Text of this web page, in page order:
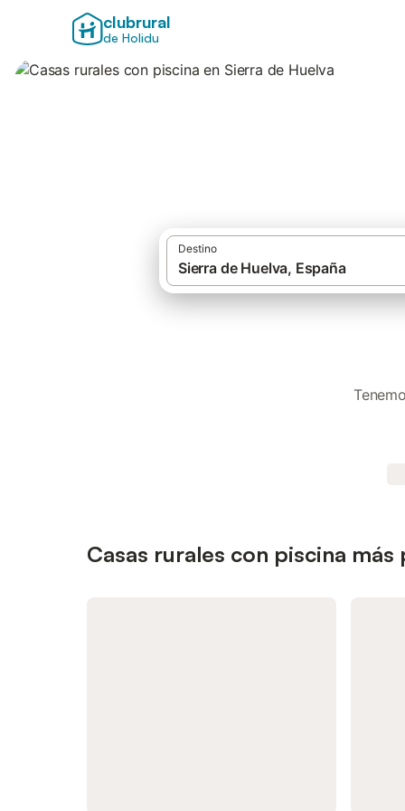
clubrural
de Holidu
Destino
Casas rurales con piscina